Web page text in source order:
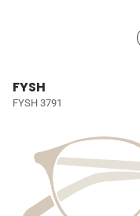
FYSH
FYSH 3791